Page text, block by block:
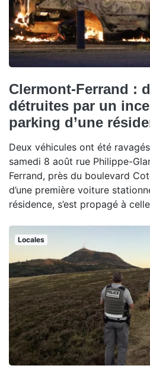
Clermont-Ferrand :
détruites par un
parking d’une
Deux véhicules ont été
samedi 8 août rue Philippe-
Ferrand, près du boulevard
d’une première voiture
résidence, s’est propagé à
Locales